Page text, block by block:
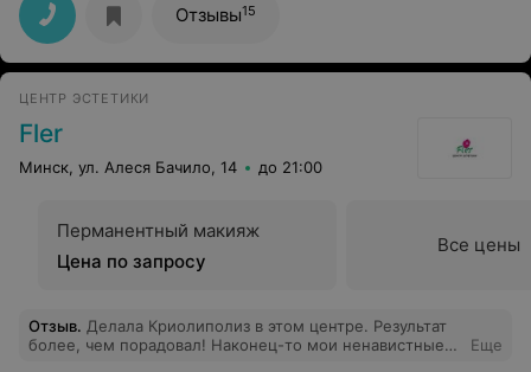
Отзывы15
ЦЕНТР ЭСТЕТИКИ
Fler
Минск, ул. Алеся Бачило, 14 до 21:00
Перманентный макияж
Цена по запросу
Все цены
Отзыв. Делала Криолиполиз в этом центре. Результат
более, чем порадовал! Наконец-то мои ненавистные
Еще